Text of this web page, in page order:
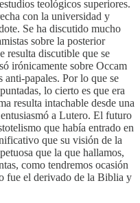
teológicos superiores.
con la universidad y
Se ha discutido mucho
sobre la posterior
resulta discutible que se
irónicamente sobre Occam
anti-papales. Por lo que se
lo cierto es que era
resulta intachable desde una
a Lutero. El futuro
que había entrado en
que su visión de la
que la que hallamos,
como tendremos ocasión
fue el derivado de la Biblia y